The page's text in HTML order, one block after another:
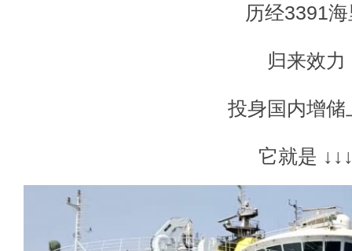
历经3391海
归来效力
投身国内增储
它就是